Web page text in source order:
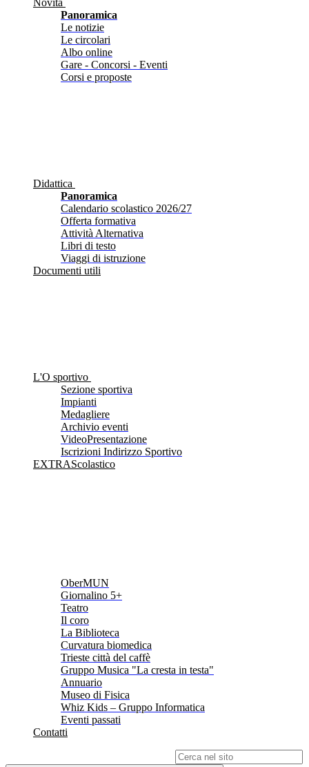
Novità
Panoramica
Le notizie
Le circolari
Albo online
Gare - Concorsi - Eventi
Corsi e proposte
Didattica
Panoramica
Calendario scolastico 2026/27
Offerta formativa
Attività Alternativa
Libri di testo
Viaggi di istruzione
Documenti utili
L'O sportivo
Sezione sportiva
Impianti
Medagliere
Archivio eventi
VideoPresentazione
Iscrizioni Indirizzo Sportivo
EXTRAScolastico
OberMUN
Giornalino 5+
Teatro
Il coro
La Biblioteca
Curvatura biomedica
Trieste città del caffè
Gruppo Musica "La cresta in testa"
Annuario
Museo di Fisica
Whiz Kids – Gruppo Informatica
Eventi passati
Contatti